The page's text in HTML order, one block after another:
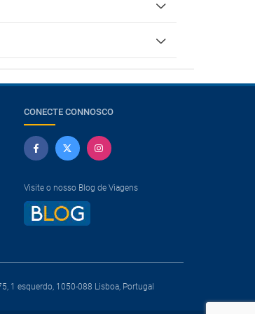
CONECTE CONNOSCO
Visite o nosso Blog de Viagens
1 esquerdo, 1050-088 Lisboa, Portugal